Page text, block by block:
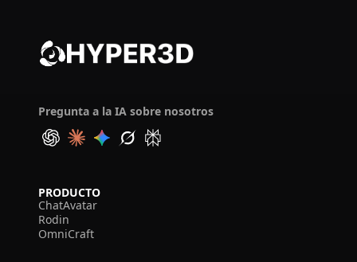
Pregunta a la IA sobre nosotros
PRODUCTO
ChatAvatar
Rodin
OmniCraft